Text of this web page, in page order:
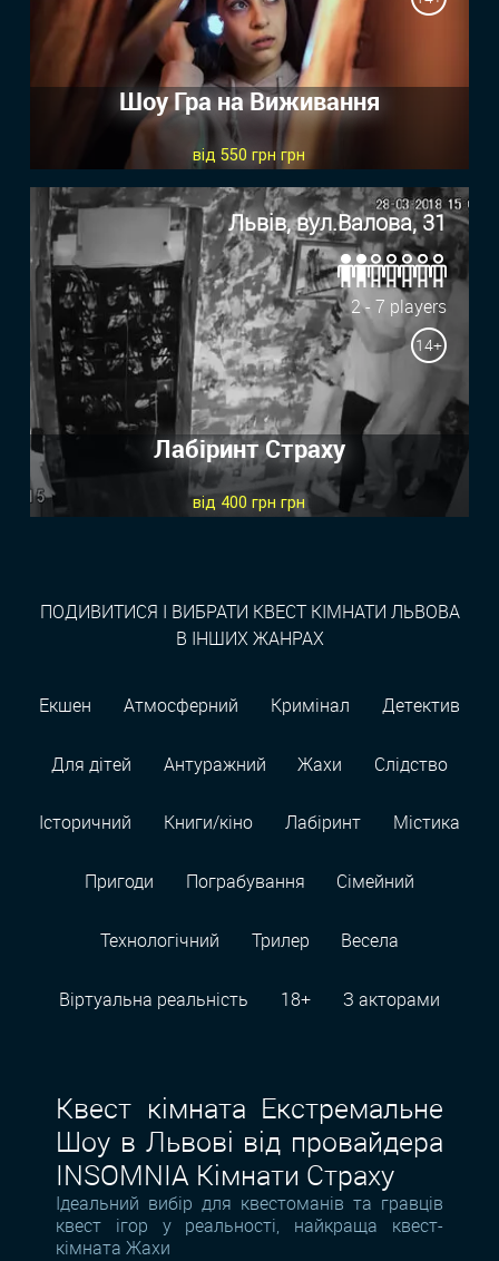
Шоу Гра на Виживання
від 550 грн грн
Львів, вул.Валова, 31
2 - 7 players
14+
Лабіринт Страху
від 400 грн грн
ПОДИВИТИСЯ І ВИБРАТИ КВЕСТ КІМНАТИ ЛЬВОВА
В ІНШИХ ЖАНРАХ
Екшен Атмосферний Кримінал Детектив
Для дітей Антуражний Жахи Слідство
Історичний Книги/кіно Лабіринт Містика
Пригоди Пограбування Сімейний
Технологiчний Трилер Весела
Віртуальна реальність 18+ З акторами
Квест кімната Екстремальне
Шоу в Львові від провайдера
INSOMNIA Кімнати Страху
Ідеальний вибір для квестоманів та гравців
квест ігор у реальності, найкраща квест-
кімната Жахи